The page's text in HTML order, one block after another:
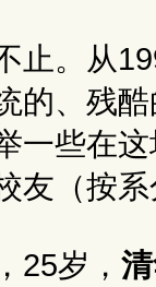
止。从
的、残
一些在
友（按
25岁，